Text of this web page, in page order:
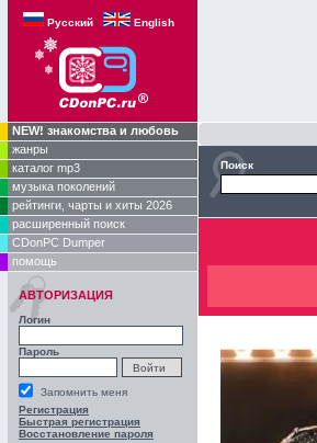
Русский English
NEW! знакомства и любовь
жанры
каталог mp3
музыка поколений
рейтинги, чарты и хиты 2026
расширенный поиск
CDonPC Dumper
помощь
АВТОРИЗАЦИЯ
Логин
Пароль
Запомнить меня
Регистрация
Быстрая регистрация
Восстановление пароля
Поиск